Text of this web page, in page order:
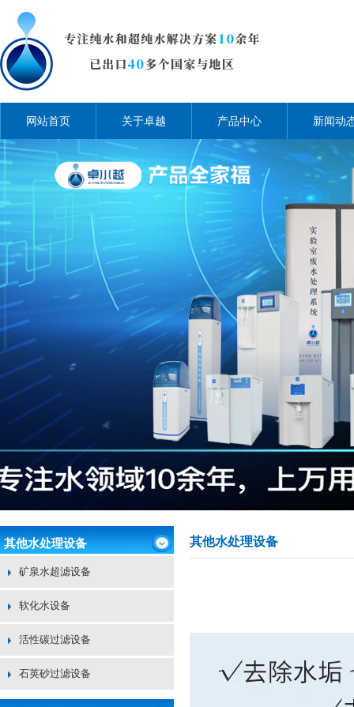
网站首页 关于卓越 产品中心 新闻动
其他水处理设备
矿泉水超滤设备
软化水设备
活性碳过滤设备
石英砂过滤设备
其他水处理设备